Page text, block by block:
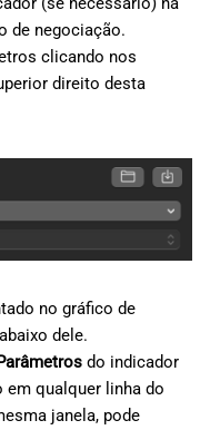
de negociação.
clicando nos
direito desta
no gráfico de
dele.
do indicador
qualquer linha do
janela, pode